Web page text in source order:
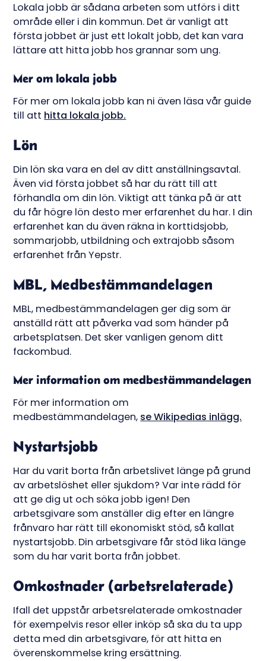
Lokala jobb är sådana arbeten som utförs i ditt
område eller i din kommun. Det är vanligt att
första jobbet är just ett lokalt jobb, det kan vara
lättare att hitta jobb hos grannar som ung.
Mer om lokala jobb
För mer om lokala jobb kan ni även läsa vår guide
till att hitta lokala jobb.
Lön
Din lön ska vara en del av ditt anställningsavtal.
Även vid första jobbet så har du rätt till att
förhandla om din lön. Viktigt att tänka på är att
du får högre lön desto mer erfarenhet du har. I din
erfarenhet kan du även räkna in korttidsjobb,
sommarjobb, utbildning och extrajobb såsom
erfarenhet från Yepstr.
MBL, Medbestämmandelagen
MBL, medbestämmandelagen ger dig som är
anställd rätt att påverka vad som händer på
arbetsplatsen. Det sker vanligen genom ditt
fackombud.
Mer information om medbestämmandelagen
För mer information om
medbestämmandelagen, se Wikipedias inlägg.
Nystartsjobb
Har du varit borta från arbetslivet länge på grund
av arbetslöshet eller sjukdom? Var inte rädd för
att ge dig ut och söka jobb igen! Den
arbetsgivare som anställer dig efter en längre
frånvaro har rätt till ekonomiskt stöd, så kallat
nystartsjobb. Din arbetsgivare får stöd lika länge
som du har varit borta från jobbet.
Omkostnader (arbetsrelaterade)
Ifall det uppstår arbetsrelaterade omkostnader
för exempelvis resor eller inköp så ska du ta upp
detta med din arbetsgivare, för att hitta en
överenskommelse kring ersättning.